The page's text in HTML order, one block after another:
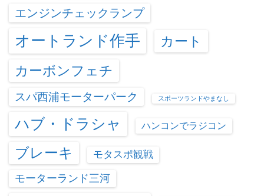
エンジンチェックランプ
オートランド作手
カート
カーボンフェチ
スパ西浦モーターパーク スポーツランドやまなし
ハブ・ドラシャ ハンコンでラジコン
ブレーキ モタスポ観戦
モーターランド三河